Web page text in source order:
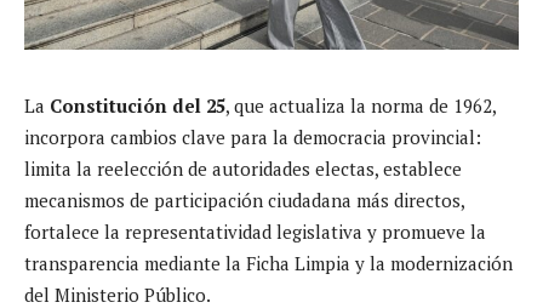
La Constitución del 25, que actualiza la norma de 1962,
incorpora cambios clave para la democracia provincial:
limita la reelección de autoridades electas, establece
mecanismos de participación ciudadana más directos,
fortalece la representatividad legislativa y promueve la
transparencia mediante la Ficha Limpia y la modernización
del Ministerio Público.